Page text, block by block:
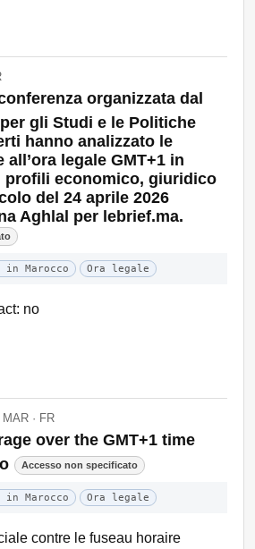
organizzata dal
gli Studi e le Politiche
hanno analizzato le
legale GMT+1 in
profili economico, giuridico
del 24 aprile 2026
Aghlal per lebrief.ma.
Marocco Ora legale
no
MAR · FR
over the GMT+1 time
Accesso non specificato
Marocco Ora legale
contre le fuseau horaire